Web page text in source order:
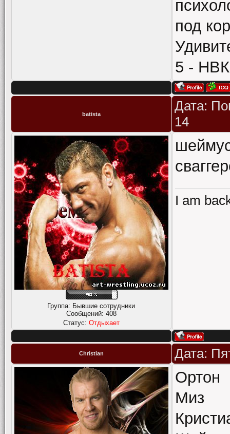
под
5 - НВК
batista
Дата:
14
Группа: Бывшие сотрудники
Сообщений: 408
Статус: Отдыхает
I am
Christian Дата:
Ортон
Миз